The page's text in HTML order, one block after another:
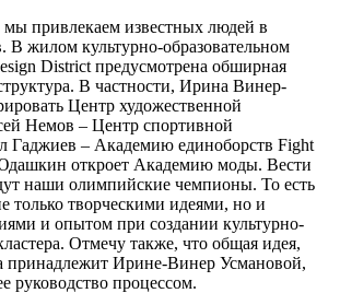
привлекаем известных людей в
В жилом культурно-образовательном
District предусмотрена обширная
В частности, Ирина Винер-
Центр художественной
Немов – Центр спортивной
Гаджиев – Академию единоборств Fight
откроет Академию моды. Вести
наши олимпийские чемпионы. То есть
только творческими идеями, но и
и опытом при создании культурно-
Отмечу также, что общая идея,
принадлежит Ирине-Винер Усмановой,
руководство процессом.